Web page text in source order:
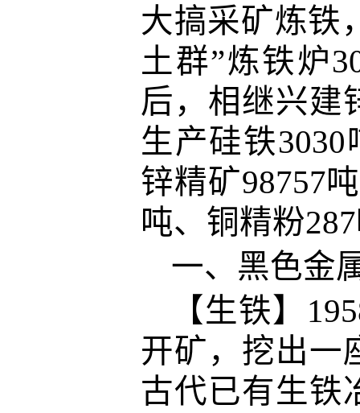
大搞采矿炼铁
土群”炼铁炉
后，相继兴建
生产硅铁3030
锌精矿98757
吨、铜精粉
一、黑色金
【生铁】
开矿，挖出一
古代已有生铁